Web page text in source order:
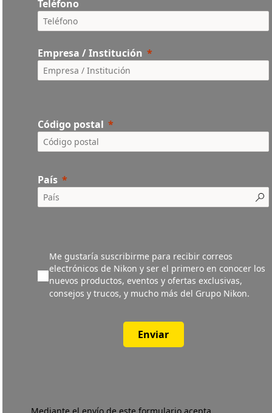
Teléfono
Empresa / Institución
Código postal
País
Me gustaría suscribirme para recibir correos
electrónicos de Nikon y ser el primero en conocer los
nuevos productos, eventos y ofertas exclusivas,
consejos y trucos, y mucho más del Grupo Nikon.
Enviar